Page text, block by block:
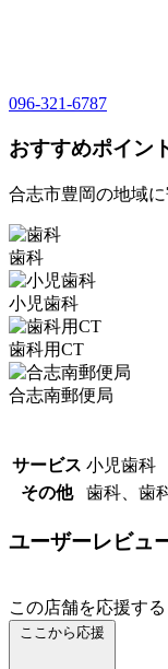
096-321-6787
おすすめポイン
合志市豊岡の地域
歯科
小児歯科
歯科用CT
合志南郵便局
サービス 小児歯科
その他
歯科、歯
ユーザーレビュ
この店舗を応援する
ここから応援